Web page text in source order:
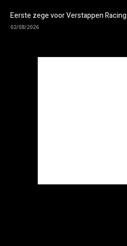
Eerste zege voor Verstappen Racing
02/08/2026